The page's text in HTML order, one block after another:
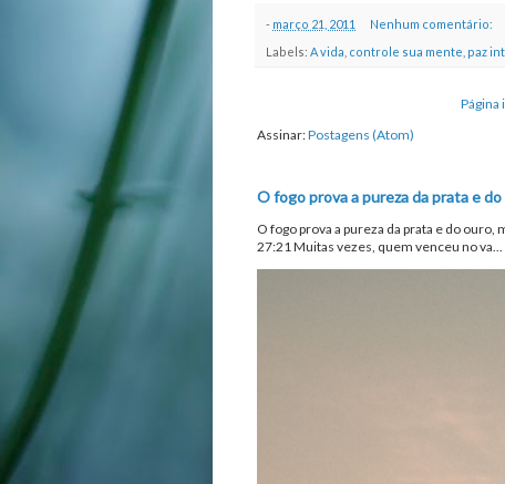
- março 21, 2011
Nenhum comentário:
Labels: A vida controle sua mente paz
Página
Assinar:Postagens (Atom)
O fogo prova a pureza da prata e
O fogo prova a pureza da prata e do ouro,
27:21 Muitas vezes, quem venceu no va...